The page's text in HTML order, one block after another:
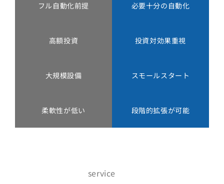
フル自動化前提 必要十分の自動化
高額投資 投資対効果重視
大規模設備 スモールスタート
柔軟性が低い 段階的拡張が可能
service